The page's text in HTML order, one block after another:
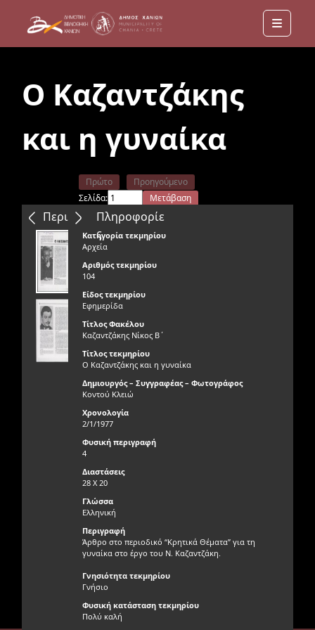
Menu
Ο Καζαντζάκης
και η γυναίκα
Περιεχόμενα
Πρώτο
Προηγούμενο
Σελίδα:
Μετάβαση
Επόμενο
Τελευταίο
Πληροφορίε
ς
Κατηγορία τεκμηρίου
Αρχεία
Αριθμός τεκμηρίου
104
Είδος τεκμηρίου
Εφημερίδα
Τίτλος Φακέλου
Καζαντζάκης Νίκος Β΄
Τίτλος τεκμηρίου
Ο Καζαντζάκης και η γυναίκα
Δημιουργός – Συγγραφέας – Φωτογράφος
Κοντού Κλειώ
Χρονολογία
2/1/1977
Φυσική περιγραφή
4
Διαστάσεις
28 X 20
Γλώσσα
Ελληνική
Περιγραφή
Άρθρο στο περιοδικό “Κρητικά Θέματα” για τη
γυναίκα στο έργο του Ν. Καζαντζάκη.
Γνησιότητα τεκμηρίου
Γνήσιο
Φυσική κατάσταση τεκμηρίου
Πολύ καλή